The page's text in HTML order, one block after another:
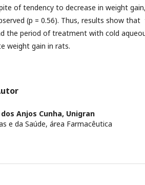
of tendency to decrease in weight
(p = 0.56). Thus, results show that
the period of treatment with cold
weight gain in rats.
Anjos Cunha, Unigran
e da Saúde, área Farmacêutica